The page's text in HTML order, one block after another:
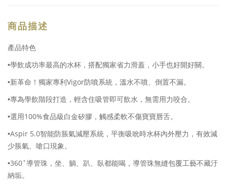
商品描述
產品特色
•學飲成功率最高的水杯，搭配獨家省力滑蓋，小手也好開好關。
•新革命！獨家專利 Vigor防噴系統，溫水不噴、倒置不漏。
•專為學飲階段打造，輕含住吸管即可飲水，無需用力咬合。
•選用100%食品級白金矽膠，觸感柔軟不傷寶寶唇舌。
•Aspir 5.0智能防脹氣減壓系統，平衡吸吮時水杯內外壓力，有效減
少脹氣、嗆口現象。
•360˚導管珠，坐、躺、趴、臥都能喝，導管珠無縫包覆工藝不藏汙
納垢。